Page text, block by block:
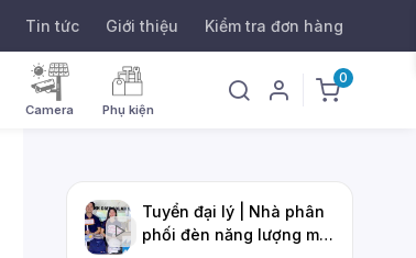
Tin tức Giới thiệu Kiểm tra đơn hàng
0
Camera Phụ kiện
Tuyển đại lý | Nhà phân
phối đèn năng lượng mặt